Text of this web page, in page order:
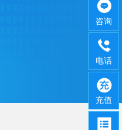
咨询
电话
充值